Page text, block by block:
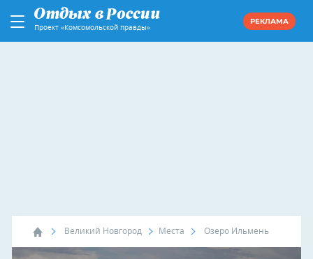
Проект «Комсомольской правды»
РЕКЛАМА
Великий Новгород Места Озеро Ильмень